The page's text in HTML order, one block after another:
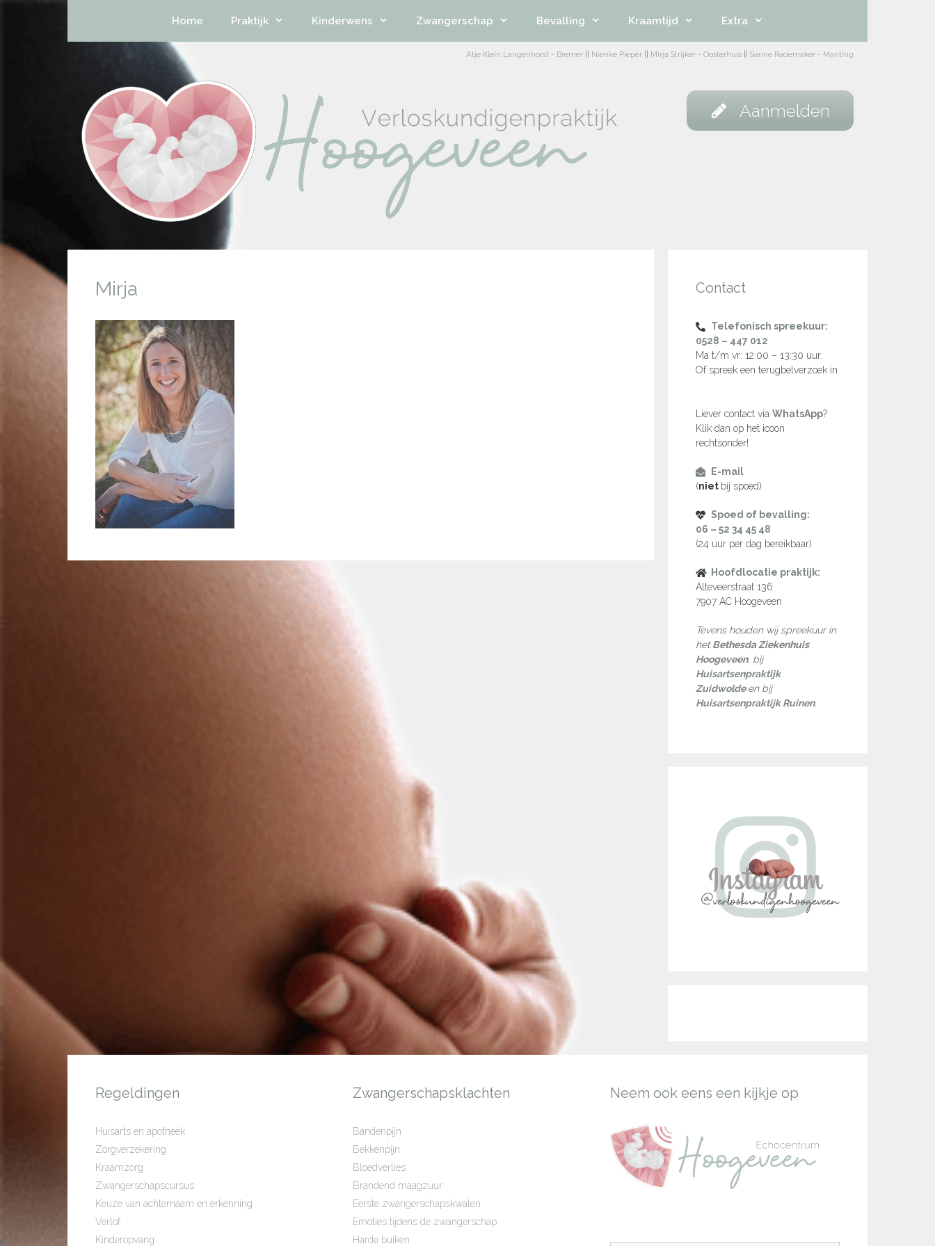
Home Praktijk Kinderwens Zwangerschap Bevalling Kraamtijd Extra
Atje Klein Langenhorst - Bremer Nienke Pieper Mirja Strijker - Oosterhuis Sanne Rademaker - Manting
Aanmelden
Mirja Contact
Telefonisch spreekuur:
0528 – 447 012
Ma t/m vr: 12:00 – 13:30 uur.
Of spreek een terugbelverzoek in.
Liever contact via WhatsApp?
Klik dan op het icoon
rechtsonder!
E-mail
(niet bij spoed)
Spoed of bevalling:
06 – 52 34 45 48
(24 uur per dag bereikbaar)
Hoofdlocatie praktijk:
Alteveerstraat 136
7907 AC Hoogeveen
Tevens houden wij spreekuur in
hetBethesda Ziekenhuis
Hoogeveen, bij
Huisartsenpraktijk
Zuidwolde en bij
Huisartsenpraktijk Ruinen.
Regeldingen
Huisarts en apotheek
Zorgverzekering
Kraamzorg
Zwangerschapscursus
Keuze van achternaam en erkenning
Verlof
Kinderopvang
Zwangerschapsklachten
Bandenpijn
Bekkenpijn
Bloedverlies
Brandend maagzuur
Eerste zwangerschapskwalen
Emoties tijdens de zwangerschap
Harde buiken
Neem ook eens een kijkje op